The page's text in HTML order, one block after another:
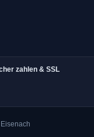
zahlen & SSL